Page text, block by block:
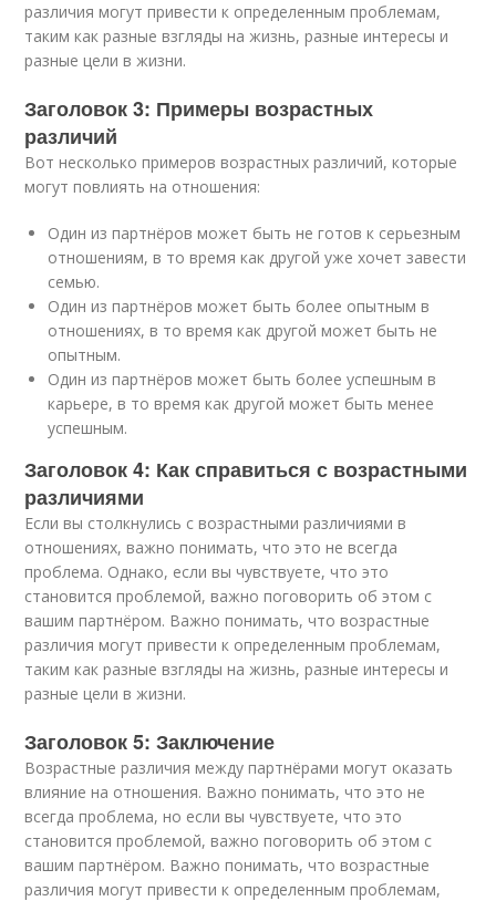
различия могут привести к определенным проблемам,
таким как разные взгляды на жизнь, разные интересы и
разные цели в жизни.
Заголовок 3: Примеры возрастных
различий
Вот несколько примеров возрастных различий, которые
могут повлиять на отношения:
Один из партнёров может быть не готов к серьезным
отношениям, в то время как другой уже хочет завести
семью.
Один из партнёров может быть более опытным в
отношениях, в то время как другой может быть не
опытным.
Один из партнёров может быть более успешным в
карьере, в то время как другой может быть менее
успешным.
Заголовок 4: Как справиться с возрастными
различиями
Если вы столкнулись с возрастными различиями в
отношениях, важно понимать, что это не всегда
проблема. Однако, если вы чувствуете, что это
становится проблемой, важно поговорить об этом с
вашим партнёром. Важно понимать, что возрастные
различия могут привести к определенным проблемам,
таким как разные взгляды на жизнь, разные интересы и
разные цели в жизни.
Заголовок 5: Заключение
Возрастные различия между партнёрами могут оказать
влияние на отношения. Важно понимать, что это не
всегда проблема, но если вы чувствуете, что это
становится проблемой, важно поговорить об этом с
вашим партнёром. Важно понимать, что возрастные
различия могут привести к определенным проблемам,